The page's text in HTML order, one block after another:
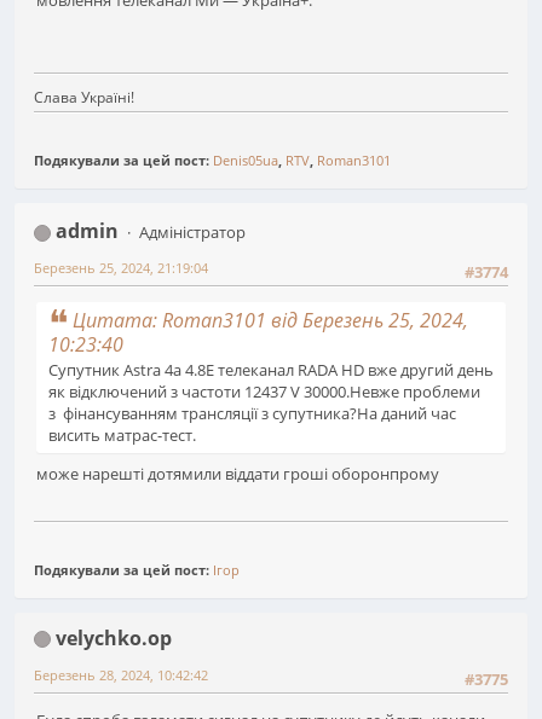
Слава Україні!
Подякували за цей пост: Denis05ua, RTV, Roman3101
admin
Адміністратор
#3774
Березень 25, 2024, 21:19:04
Цитата: Roman3101 від Березень 25, 2024,
10:23:40
Супутник Astra 4a 4.8E телеканал RADA HD вже другий день
як відключений з частоти 12437 V 30000.Невже проблеми
з фінансуванням трансляції з супутника?На даний час
висить матрас-тест.
може нарешті дотямили віддати гроші оборонпрому
Подякували за цей пост: Ігор
velychko.op
#3775
Березень 28, 2024, 10:42:42